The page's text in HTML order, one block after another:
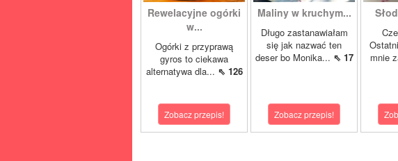
Rewelacyjne ogórki
w...
Ogórki z przyprawą
gyros to ciekawa
alternatywa dla... ⇖ 126
Zobacz przepis!
Maliny w kruchym...
Długo zastanawiałam
się jak nazwać ten
deser bo Monika... ⇖ 17
Zobacz przepis!
mnie